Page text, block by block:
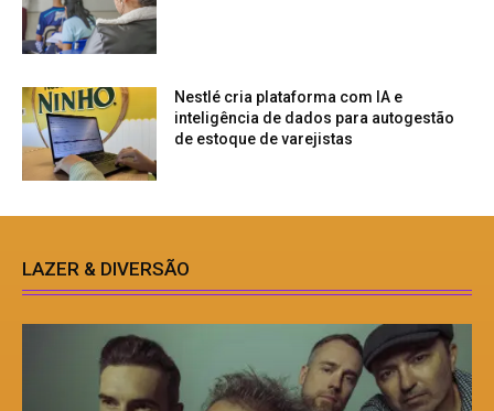
Nestlé cria plataforma com IA e
inteligência de dados para autogestão
de estoque de varejistas
LAZER & DIVERSÃO